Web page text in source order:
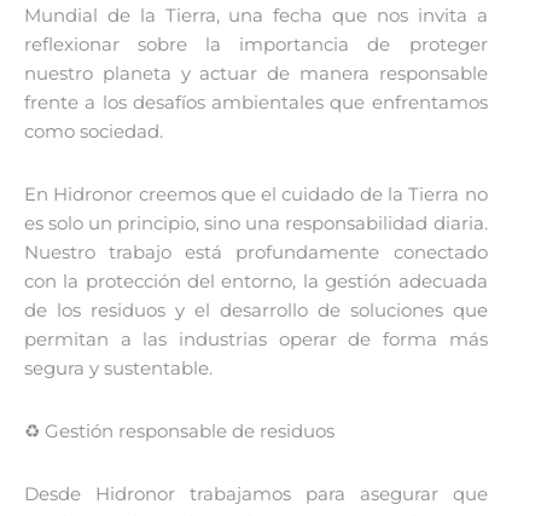
Mundial de la Tierra, una fecha que nos invita a
reflexionar sobre la importancia de proteger
nuestro planeta y actuar de manera responsable
frente a los desafíos ambientales que enfrentamos
como sociedad.
En Hidronor creemos que el cuidado de la Tierra no
es solo un principio, sino una responsabilidad diaria.
Nuestro trabajo está profundamente conectado
con la protección del entorno, la gestión adecuada
de los residuos y el desarrollo de soluciones que
permitan a las industrias operar de forma más
segura y sustentable.
♻️ Gestión responsable de residuos
Desde Hidronor trabajamos para asegurar que